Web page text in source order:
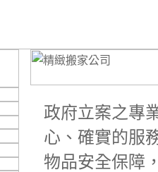
政府立案之專
心、確實的服
物品安全保障